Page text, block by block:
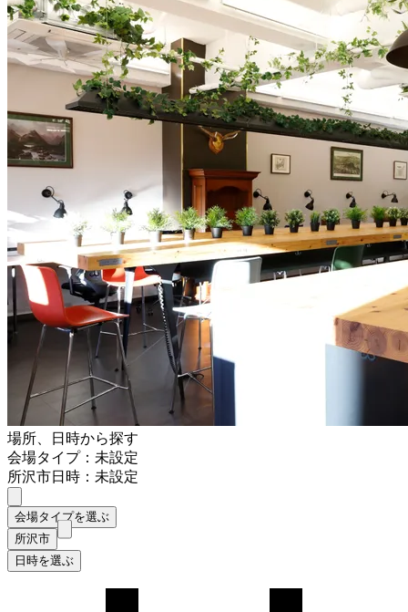
場所、日時から探す
会場タイプ：未設定
所沢市日時：未設定
会場タイプを選ぶ
所沢市
日時を選ぶ